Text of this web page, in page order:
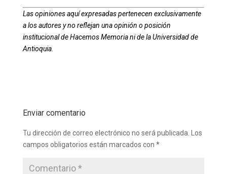
Las opiniones aquí expresadas pertenecen exclusivamente
a los autores y no reflejan una opinión o posición
institucional de Hacemos Memoria ni de la Universidad de
Antioquia.
Enviar comentario
Tu dirección de correo electrónico no será publicada.
Los
campos obligatorios están marcados con *